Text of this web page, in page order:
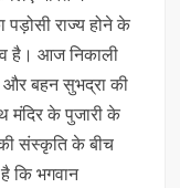
पड़ोसी राज्य होने के
है। आज निकाली
और बहन सुभद्रा की
मंदिर के पुजारी के
संस्कृति के बीच
कि भगवान